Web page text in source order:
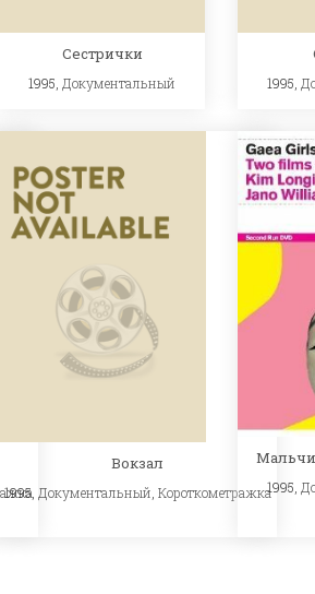
Сестрички
1995, Документальный 1995,
Вокзал
1995, Документальный Короткометражка1995,